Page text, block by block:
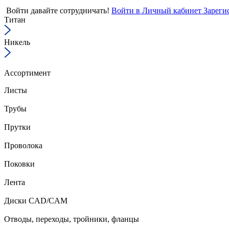
Войти давайте сотрудничать! Войти в Личный кабинет
Титан
Никель
Ассортимент
Листы
Трубы
Прутки
Проволока
Поковки
Лента
Диски CAD/CAM
Отводы, переходы, тройники, фланцы